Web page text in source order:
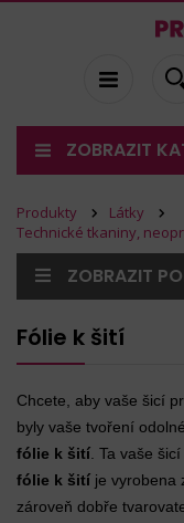
ZOBRAZIT
Produkty
Látky
Technické tkaniny,
ZOBRAZIT
Fólie k šití
Chcete, aby vaše šicí
byly vaše tvoření
fólie k šití . Ta vaše
fólie k šití je vyrobena
zároveň dobře